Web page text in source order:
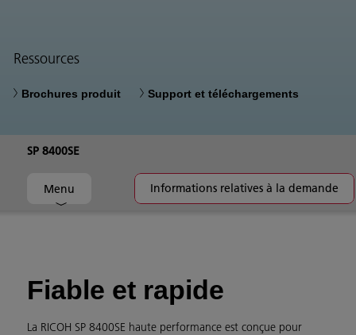
Ressources
Brochures produit Support et téléchargements
SP 8400SE
Menu Informations relatives à la demande
Fiable et rapide
La RICOH SP 8400SE haute performance est conçue pour